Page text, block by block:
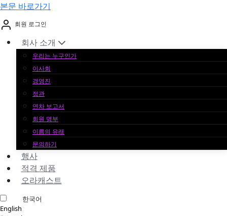
본문 바로가기
회원 로그인
회사 소개
우리는 누구인가
이사회
경영진
정관
연차 보고서
회원 명부
이름의 유래
문의하기
행사
적격 제품
오라캐스트
한국어
English